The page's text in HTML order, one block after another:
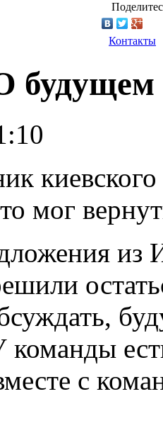
Контакты
мог
из
с